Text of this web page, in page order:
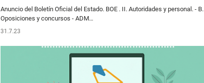
Anuncio del Boletín Oficial del Estado. BOE . II. Autoridades y personal. - B.
Oposiciones y concursos - ADM…
31.7.23